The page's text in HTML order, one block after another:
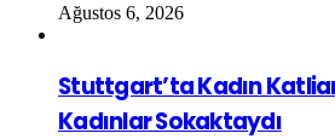
Ağustos 6, 2026
Stuttgart’ta Kadın
Kadınlar Sokaktaydı